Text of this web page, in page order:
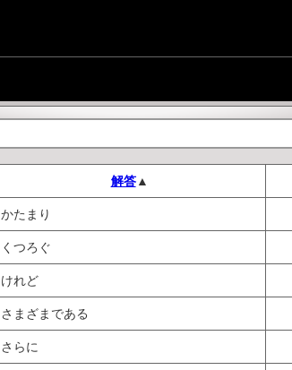
解答▲
かたまり
くつろぐ
けれど
さまざまである
さらに